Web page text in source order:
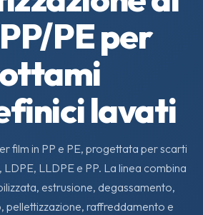
PE per
lavati
film in PP e PE, progettata per scarti
LDPE, LLDPE e PP. La linea combina
estrusione, degassamento,
pellettizzazione, raffreddamento e